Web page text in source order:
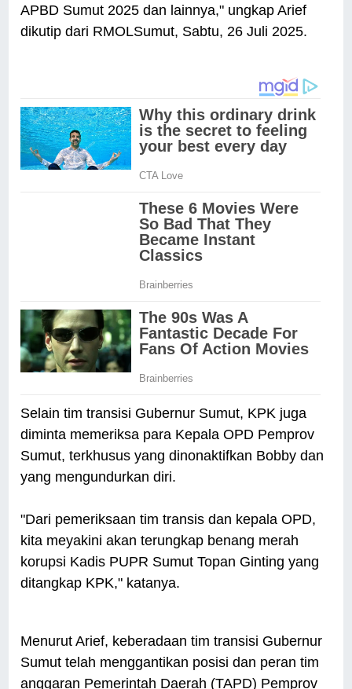
APBD Sumut 2025 dan lainnya," ungkap Arief
dikutip dari RMOLSumut, Sabtu, 26 Juli 2025.
Selain tim transisi Gubernur Sumut, KPK juga
diminta memeriksa para Kepala OPD Pemprov
Sumut, terkhusus yang dinonaktifkan Bobby dan
yang mengundurkan diri.
"Dari pemeriksaan tim transis dan kepala OPD,
kita meyakini akan terungkap benang merah
korupsi Kadis PUPR Sumut Topan Ginting yang
ditangkap KPK," katanya.
Menurut Arief, keberadaan tim transisi Gubernur
Sumut telah menggantikan posisi dan peran tim
anggaran Pemerintah Daerah (TAPD) Pemprov